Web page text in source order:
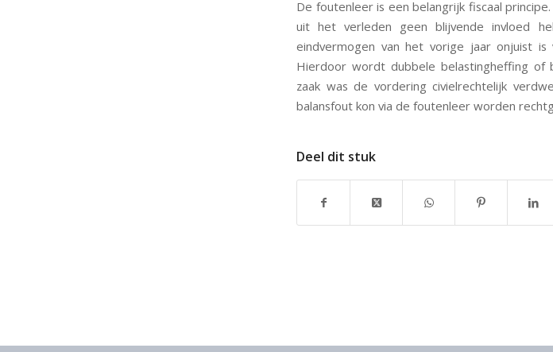
De foutenleer is een belangrijk fiscaal
uit het verleden geen blijvende invloed
eindvermogen van het vorige jaar onjuist
Hierdoor wordt dubbele belastingheffing of
zaak was de vordering civielrechtelijk
balansfout kon via de foutenleer worden
Deel dit stuk